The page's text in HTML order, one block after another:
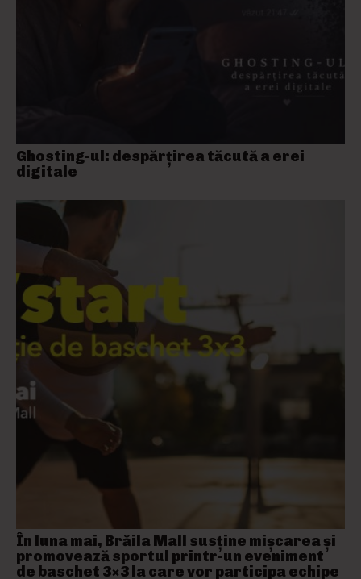
Ghosting-ul: despărțirea tăcută a erei
digitale
În luna mai, Brăila Mall susține mişcarea și
promovează sportul printr-un eveniment
de baschet 3×3 la care vor participa echipe